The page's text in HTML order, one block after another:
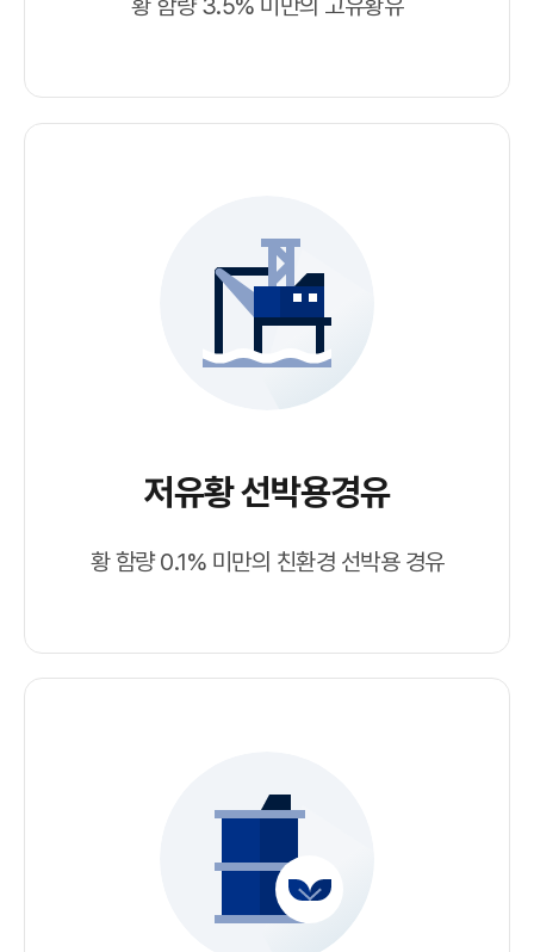
황 함량 3.5% 미만의 고유황유
저유황 선박용경유
황 함량 0.1% 미만의 친환경 선박용 경유